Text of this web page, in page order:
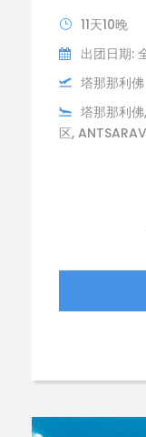
11天10晚
出团日期:
塔那那利佛
塔那那利
区,